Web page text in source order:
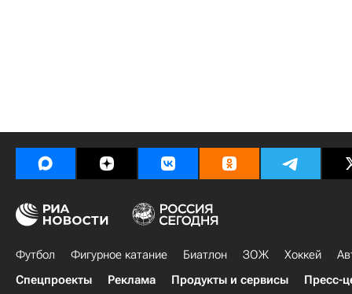
Футбол Фигурное катание Биатлон ЗОЖ Хоккей
Спецпроекты
Реклама Продукты и сервисы Пресс-